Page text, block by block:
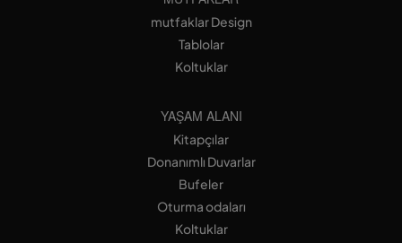
mutfaklar Design
Tablolar
Koltuklar
YAŞAM ALANI
Kitapçılar
Donanımlı Duvarlar
Bufeler
Oturma odaları
Koltuklar